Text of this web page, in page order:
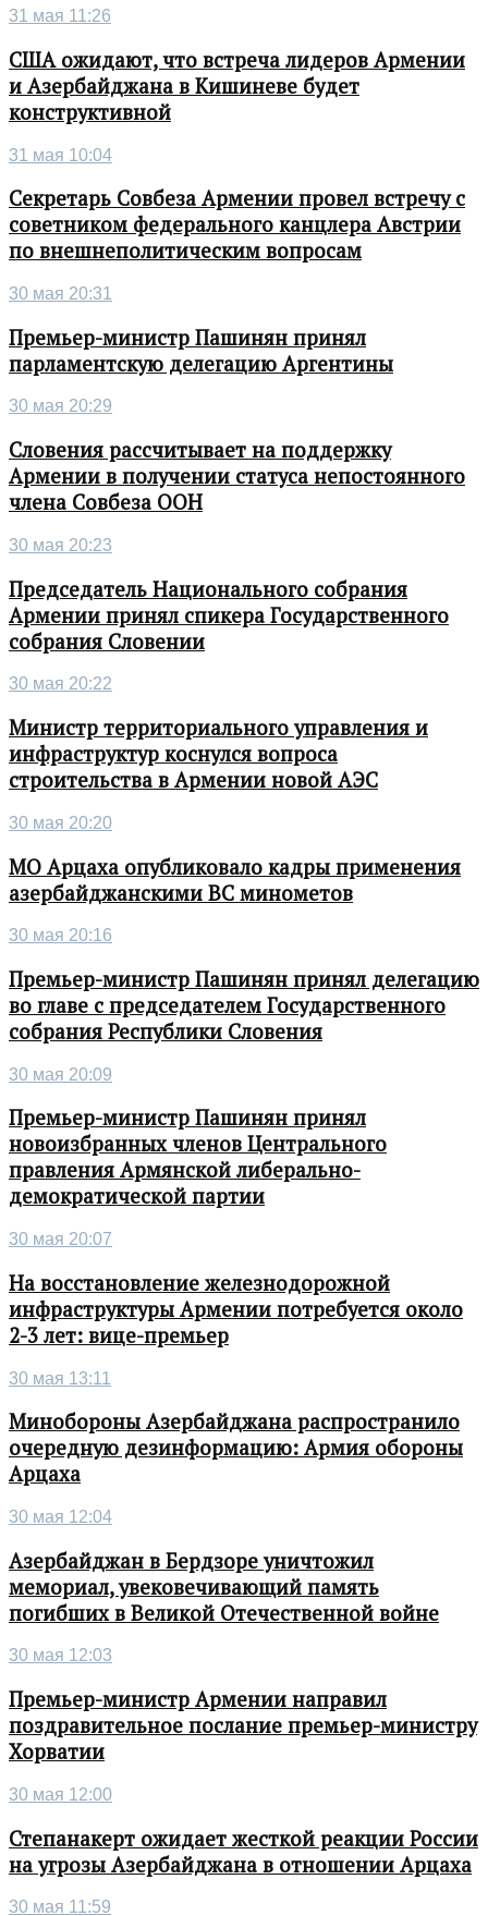
31 мая 11:26
США ожидают, что встреча лидеров Армении
и Азербайджана в Кишиневе будет
конструктивной
31 мая 10:04
Секретарь Совбеза Армении провел встречу с
советником федерального канцлера Австрии
по внешнеполитическим вопросам
30 мая 20:31
Премьер-министр Пашинян принял
парламентскую делегацию Аргентины
30 мая 20:29
Словения рассчитывает на поддержку
Армении в получении статуса непостоянного
члена Совбеза ООН
30 мая 20:23
Председатель Национального собрания
Армении принял спикера Государственного
собрания Словении
30 мая 20:22
Министр территориального управления и
инфраструктур коснулся вопроса
строительства в Армении новой АЭС
30 мая 20:20
МО Арцаха опубликовало кадры применения
азербайджанскими ВС минометов
30 мая 20:16
Премьер-министр Пашинян принял делегацию
во главе с председателем Государственного
собрания Республики Словения
30 мая 20:09
Премьер-министр Пашинян принял
новоизбранных членов Центрального
правления Армянской либерально-
демократической партии
30 мая 20:07
На восстановление железнодорожной
инфраструктуры Армении потребуется около
2-3 лет: вице-премьер
30 мая 13:11
Минобороны Азербайджана распространило
очередную дезинформацию: Армия обороны
Арцаха
30 мая 12:04
Азербайджан в Бердзоре уничтожил
мемориал, увековечивающий память
погибших в Великой Отечественной войне
30 мая 12:03
Премьер-министр Армении направил
поздравительное послание премьер-министру
Хорватии
30 мая 12:00
Степанакерт ожидает жесткой реакции России
на угрозы Азербайджана в отношении Арцаха
30 мая 11:59